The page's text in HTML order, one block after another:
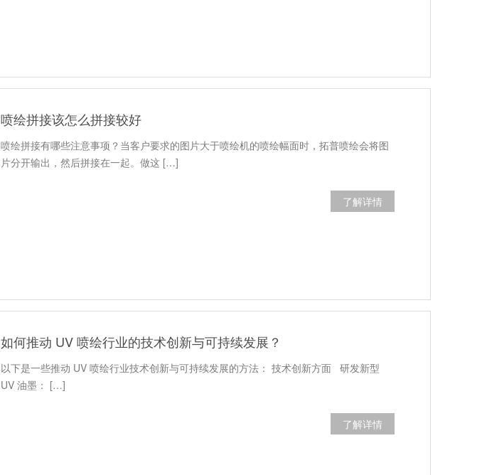
喷绘拼接该怎么拼接较好
喷绘拼接有哪些注意事项？当客户要求的图片大于喷绘机的喷绘幅面时，拓普喷绘会将图
片分开输出，然后拼接在一起。做这 […]
了解详情
如何推动 UV 喷绘行业的技术创新与可持续发展？
以下是一些推动 UV 喷绘行业技术创新与可持续发展的方法： 技术创新方面 研发新型
UV 油墨： […]
了解详情